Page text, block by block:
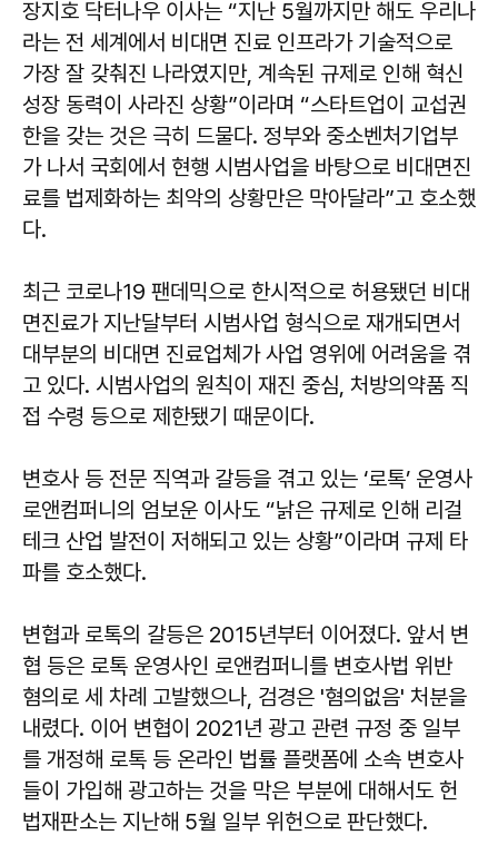
장지호 닥터나우 이사는 “지난 5월까지만 해도 우리나
라는 전 세계에서 비대면 진료 인프라가 기술적으로
가장 잘 갖춰진 나라였지만, 계속된 규제로 인해 혁신
성장 동력이 사라진 상황”이라며 “스타트업이 교섭권
한을 갖는 것은 극히 드물다. 정부와 중소벤처기업부
가 나서 국회에서 현행 시범사업을 바탕으로 비대면진
료를 법제화하는 최악의 상황만은 막아달라”고 호소했
다.
최근 코로나19 팬데믹으로 한시적으로 허용됐던 비대
면진료가 지난달부터 시범사업 형식으로 재개되면서
대부분의 비대면 진료업체가 사업 영위에 어려움을 겪
고 있다. 시범사업의 원칙이 재진 중심, 처방의약품 직
접 수령 등으로 제한됐기 때문이다.
변호사 등 전문 직역과 갈등을 겪고 있는 ‘로톡’ 운영사
로앤컴퍼니의 엄보운 이사도 “낡은 규제로 인해 리걸
테크 산업 발전이 저해되고 있는 상황”이라며 규제 타
파를 호소했다.
변협과 로톡의 갈등은 2015년부터 이어졌다. 앞서 변
협 등은 로톡 운영사인 로앤컴퍼니를 변호사법 위반
혐의로 세 차례 고발했으나, 검경은 '혐의없음' 처분을
내렸다. 이어 변협이 2021년 광고 관련 규정 중 일부
를 개정해 로톡 등 온라인 법률 플랫폼에 소속 변호사
들이 가입해 광고하는 것을 막은 부분에 대해서도 헌
법재판소는 지난해 5월 일부 위헌으로 판단했다.